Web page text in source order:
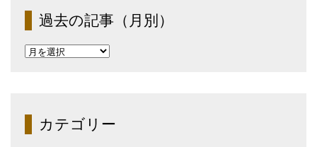
過去の記事（月別）
過
去
（月
別）カテゴリー